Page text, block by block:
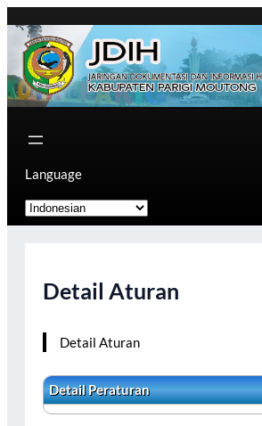
content
Language
Detail Aturan
Detail Aturan
Detail Peraturan